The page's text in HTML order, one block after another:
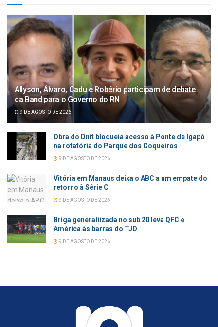
Allyson, Álvaro, Cadu e Robério participam de debate
da Band para o Governo do RN
9 DE AGOSTO DE 2026
Obra do Dnit bloqueia acesso à Ponte de Igapó
na rotatória do Parque dos Coqueiros
9 DE AGOSTO DE 2026
Vitória em Manaus deixa o ABC a um empate do
retorno à Série C
9 DE AGOSTO DE 2026
Briga generaliizada no sub 20 leva QFC e
América às barras do TJD
9 DE AGOSTO DE 2026